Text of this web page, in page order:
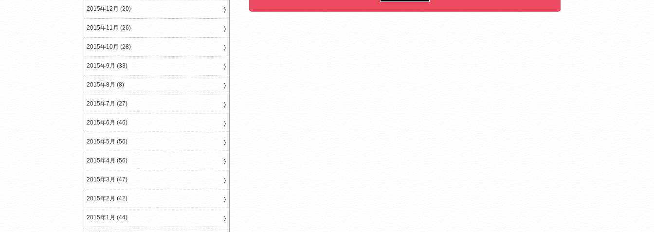
2015年12月 (20)
2015年11月 (26)
2015年10月 (28)
2015年9月 (33)
2015年8月 (8)
2015年7月 (27)
2015年6月 (46)
2015年5月 (56)
2015年4月 (56)
2015年3月 (47)
2015年2月 (42)
2015年1月 (44)